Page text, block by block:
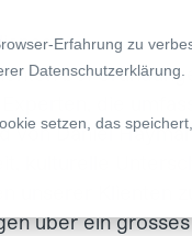
Erfahrung zu
Datenschutzerklärung
setzen, das
bei
Experten, die
von Daniel
kulturelle
über ein